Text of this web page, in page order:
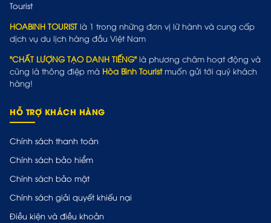
HOABINH TOURIST là 1 trong những đơn vị lữ hành và cung cấp
dịch vụ du lịch hàng đầu Việt Nam
"CHẤT LƯỢNG TẠO DANH TIẾNG" là phương châm hoạt động và
cũng là thông điệp mà Hòa Bình Touristmuốn gửi tới quý khách
hàng!
HỖ TRỢ KHÁCH HÀNG
Chính sách thanh toán
Chính sách bảo hiểm
Chính sách bảo mật
Chính sách giải quyết khiếu nại
Điều kiện và điều khoản